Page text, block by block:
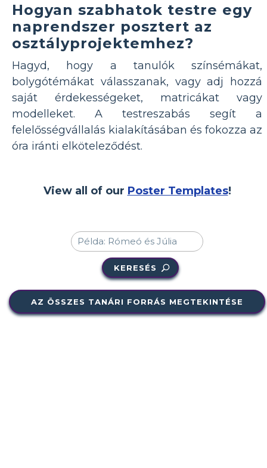
Hogyan szabhatok testre egy
naprendszer posztert az
osztályprojektemhez?
Hagyd, hogy a tanulók színsémákat,
bolygótémákat válasszanak, vagy adj hozzá
saját érdekességeket, matricákat vagy
modelleket. A testreszabás segít a
felelősségvállalás kialakításában és fokozza az
óra iránti elköteleződést.
View all of our Poster Templates!
KERESÉS
AZ ÖSSZES TANÁRI FORRÁS MEGTEKINTÉSE